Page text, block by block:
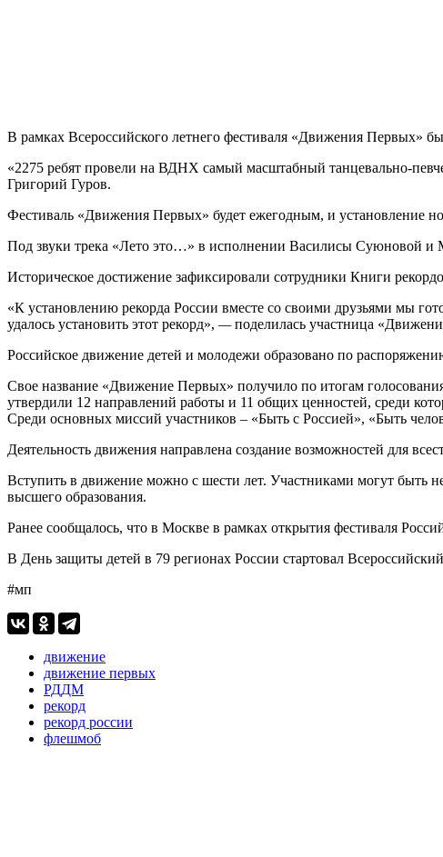
В рамках Всероссийского летнего фестиваля «Движения Первых»
«2275 ребят провели на ВДНХ самый масштабный танцевально-
Григорий Гуров.
Фестиваль «Движения Первых» будет ежегодным, и установление
Под звуки трека «Лето это…» в исполнении Василисы Суюновой и
Историческое достижение зафиксировали сотрудники Книги
«К установлению рекорда России вместе со своими друзьями мы
удалось установить этот рекорд», —поделилась участница
Российское движение детей и молодежи образовано по
Свое название «Движение Первых» получило по итогам
утвердили 12 направлений работы и 11 общих ценностей, среди
Среди основных миссий участников – «Быть с Россией», «Быть
Деятельность движения направлена создание возможностей для
Вступить в движение можно с шести лет. Участниками могут быть
высшего образования.
Ранее сообщалось, что в Москве в рамках открытия фестиваля
В День защиты детей в 79 регионах России стартовал
#мп
движение
движение первых
РДДМ
рекорд
рекорд россии
флешмоб